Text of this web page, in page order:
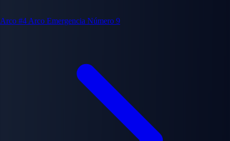
Arco #4 Arco Emergencia Número 9